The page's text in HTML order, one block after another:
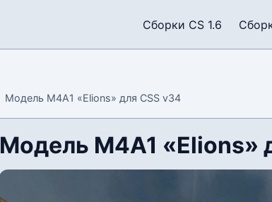
Сборки CS 1.6
Модель M4A1 «Elions» для CSS v34
Модель M4A1 «Elions»